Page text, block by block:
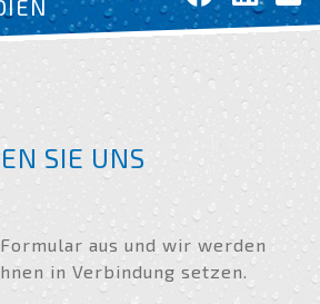
SIE UNS
aus und wir werden
in Verbindung setzen.